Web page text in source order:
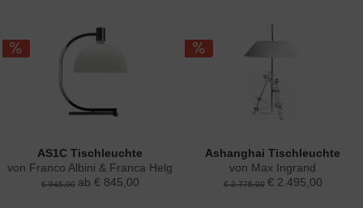
AS1C Tischleuchte
von Franco Albini & Franca Helg
€ 945,00 ab € 845,00
Ashanghai Tischleuchte
von Max Ingrand
€ 2.775,00 € 2.495,00